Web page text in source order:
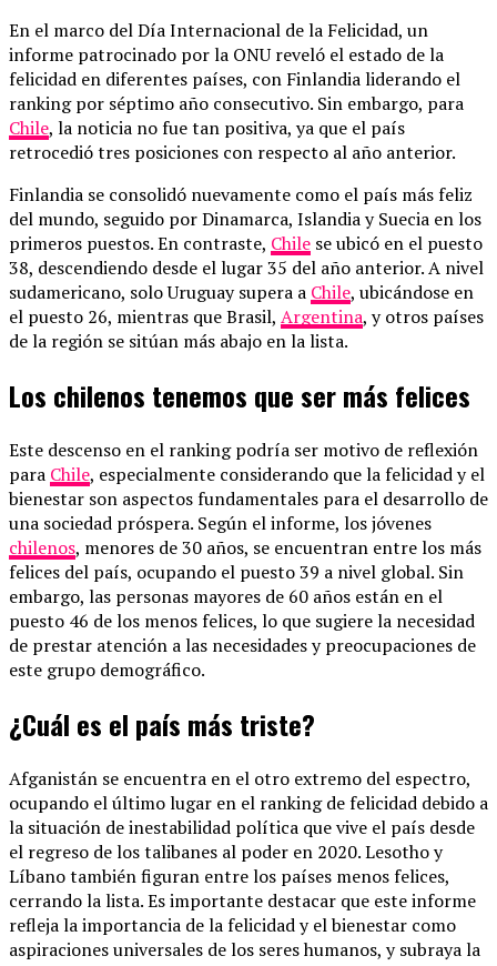
En el marco del Día Internacional de la Felicidad, un
informe patrocinado por la ONU reveló el estado de la
felicidad en diferentes países, con Finlandia liderando el
ranking por séptimo año consecutivo. Sin embargo, para
Chile, la noticia no fue tan positiva, ya que el país
retrocedió tres posiciones con respecto al año anterior.
Finlandia se consolidó nuevamente como el país más feliz
del mundo, seguido por Dinamarca, Islandia y Suecia en los
primeros puestos. En contraste, Chile se ubicó en el puesto
38, descendiendo desde el lugar 35 del año anterior. A nivel
sudamericano, solo Uruguay supera a Chile, ubicándose en
el puesto 26, mientras que Brasil, Argentina, y otros países
de la región se sitúan más abajo en la lista.
Los chilenos tenemos que ser más felices
Este descenso en el ranking podría ser motivo de reflexión
para Chile, especialmente considerando que la felicidad y el
bienestar son aspectos fundamentales para el desarrollo de
una sociedad próspera. Según el informe, los jóvenes
chilenos, menores de 30 años, se encuentran entre los más
felices del país, ocupando el puesto 39 a nivel global. Sin
embargo, las personas mayores de 60 años están en el
puesto 46 de los menos felices, lo que sugiere la necesidad
de prestar atención a las necesidades y preocupaciones de
este grupo demográfico.
¿Cuál es el país más triste?
Afganistán se encuentra en el otro extremo del espectro,
ocupando el último lugar en el ranking de felicidad debido a
la situación de inestabilidad política que vive el país desde
el regreso de los talibanes al poder en 2020. Lesotho y
Líbano también figuran entre los países menos felices,
cerrando la lista. Es importante destacar que este informe
refleja la importancia de la felicidad y el bienestar como
aspiraciones universales de los seres humanos, y subraya la